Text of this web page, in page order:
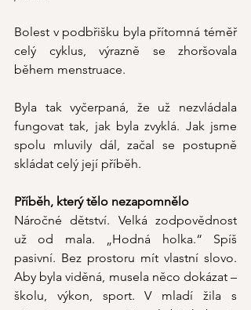
Bolest v podbřišku byla přítomná téměř
celý cyklus, výrazně se zhoršovala
během menstruace.
Byla tak vyčerpaná, že už nezvládala
fungovat tak, jak byla zvyklá. Jak jsme
spolu mluvily dál, začal se postupně
skládat celý její příběh.
Příběh, který tělo nezapomnělo
Náročné dětství. Velká zodpovědnost
už od mala. „Hodná holka.“ Spíš
pasivní. Bez prostoru mít vlastní slovo.
Aby byla viděná, musela něco dokázat –
školu, výkon, sport. V mladí žila s